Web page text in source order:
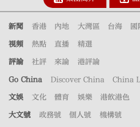
新聞 香港 內地 大灣區 台海 國
視頻 熱點 直播 精選
評論 社評 來論 港評論
Go China Discover China China
文娛 文化 體育 娛樂 港飲港色
大文號 政務號 個人號 機構號